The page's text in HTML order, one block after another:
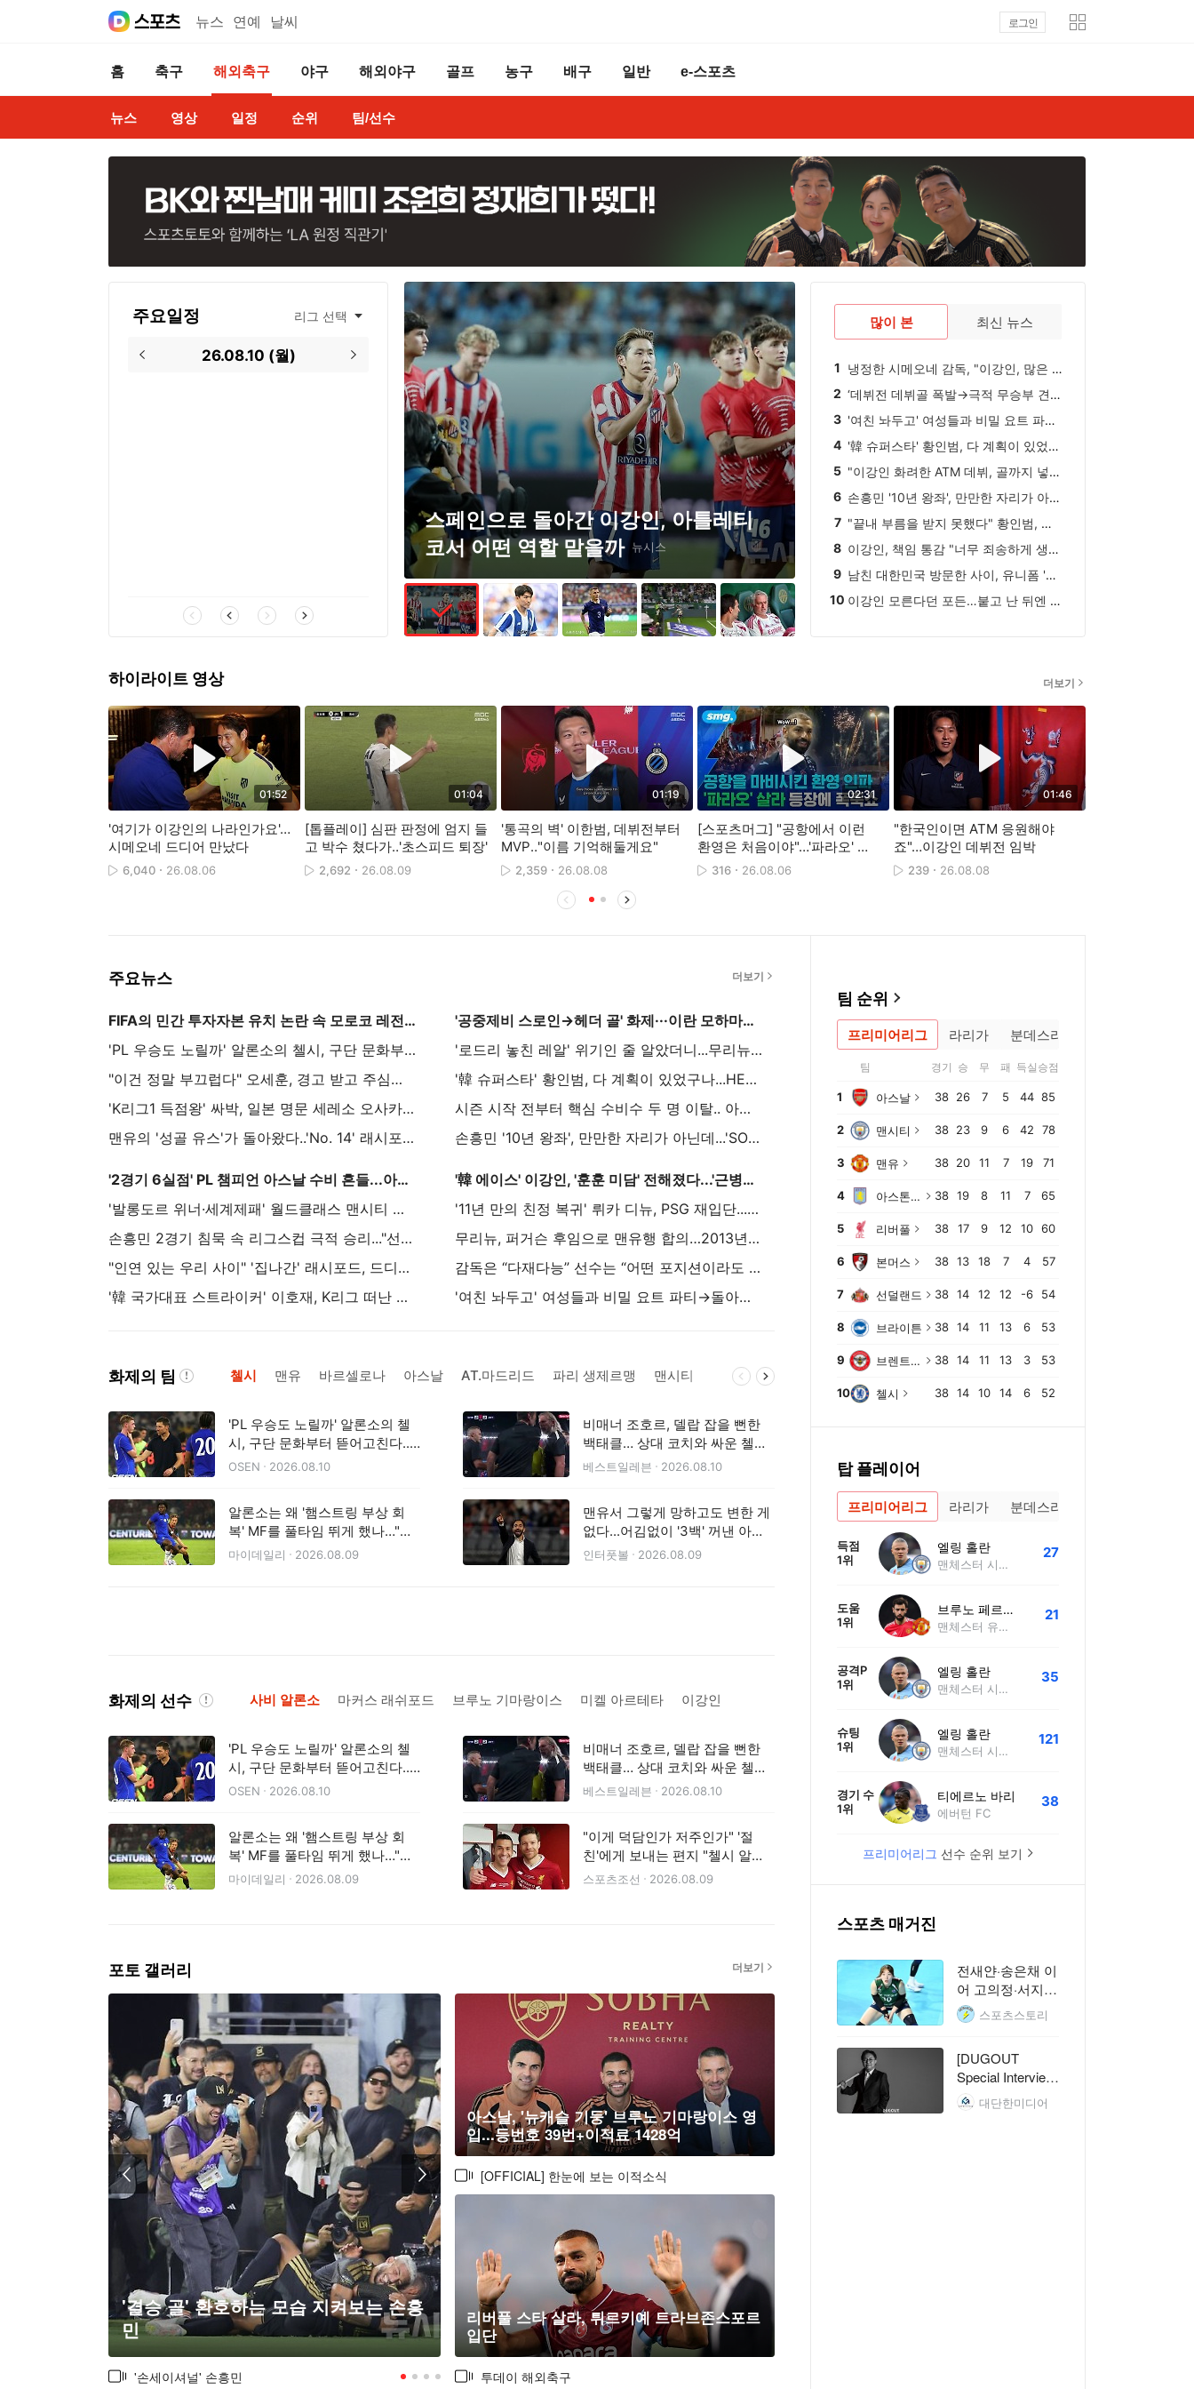
뉴스 연예 날씨 로그인
홈 축구 해외축구 야구 해외야구 골프 농구 배구 일반 e-스포츠
뉴스 영상 일정 순위 팀/선수
주요일정 리그 선택
26.08.10 (월)
스페인으로 돌아간 이강인, 아틀레티
코서 어떤 역할 맡을까 뉴시스
'황인범 벤치' 포르투, 리그 개막전서
알베르카에 2-0 승리 스포츠투데이
많이 본 최신 뉴스
1
냉정한 시메오네 감독, "이강인, 많은 훈련 소화하지 못해, 시간이 걸릴 것"..."포지션은 팀의 필요에 따라 기용할 생각"
2
‘데뷔전 데뷔골 폭발→극적 무승부 견인’ 맹활약에 獨 반했다, “새롭게 영입된 이호재, 자신의 다재다능함 유감없이 발휘”
3
'여친 놔두고' 여성들과 비밀 요트 파티→돌아온 탕아, 20개월 만에 맨유 출근…캐릭에게 새 등번호 받았다
4
'韓 슈퍼스타' 황인범, 다 계획이 있었구나...HERE WE GO 기자 보도, 포르투 주전 등극 가능성 UP
5
"이강인 화려한 ATM 데뷔, 골까지 넣었다면 경기장 터졌을 것" 스페인도 놀란 엄청난 인기
6
손흥민 '10년 왕좌', 만만한 자리가 아닌데...'SON 대체자' 추천한 알데르베이럴트, "래시포드, 토트넘에 훌륭한 영입될 것"
7
"끝내 부름을 받지 못했다" 황인범, 포르투갈 리그 개막전서 결장…엔트리 포함됐지만 벤치, 포르투 2-0 쾌승
8
이강인, 책임 통감 "너무 죄송하게 생각하고 있습니다"…韓 대표팀 침체에 "팬들 다시 축구 관심 갖도록 최선 다할 것"
9
남친 대한민국 방문한 사이, 유니폼 '대량 처분'...월드컵 무산된 포든 여친, 잉글랜드 대표팀 저지 '중고 판매'
10
이강인 모른다던 포든…붙고 난 뒤엔 "좋은 선수, ATM서 성공하기를"
하이라이트 영상
01:52
'여기가 이강인의 나라인가요'…
시메오네 드디어 만났다
6,040 26.08.06
01:04
[톱플레이] 심판 판정에 엄지 들
고 박수 쳤다가‥'초스피드 퇴장'
2,692 26.08.09
01:19
'통곡의 벽' 이한범, 데뷔전부터
MVP‥"이름 기억해둘게요"
2,359 26.08.08
02:31
[스포츠머그] "공항에서 이런
환영은 처음이야"…'파라오' 살
라도 놀란 튀르키예 팬들의 역
대급 환대
316 26.08.06
01:46
"한국인이면 ATM 응원해야
죠"…이강인 데뷔전 임박
239 26.08.08
더보기
주요뉴스
FIFA의 민간 투자자본 유치 논란 속 모로코 레전드 "인판티노 향한 비난은 유럽의 두려움"
'PL 우승도 노릴까' 알론소의 첼시, 구단 문화부터 뜯어고친다...체력 지옥훈련→스리백 실험까지
"이건 정말 부끄럽다" 오세훈, 경고 받고 주심에 엄지 척.. 결국 레드카드 퇴장
'K리그1 득점왕' 싸박, 일본 명문 세레소 오사카 전격 입단...마친 감독 러브콜에 응했다
맨유의 '성골 유스'가 돌아왔다..'No. 14' 래시포드, 캐링턴 훈련장 복귀→12일 리즈전 출전 예상
'2경기 6실점' PL 챔피언 아스날 수비 흔들...아르테타 "기마랑이스 만족, 추가 영입? 올바른 선수 있다면 영입한다"
'발롱도르 위너·세계제패' 월드클래스 맨시티 중원 결국 떠나나 "736억 거절했지만... 바르셀로나 영입 확신"
손흥민 2경기 침묵 속 리그스컵 극적 승리..."선수들 한계 도달했다" LAFC 감독 총평 눈길
"인연 있는 우리 사이" '집나간' 래시포드, 드디어 맨유 복귀→10번 아닌 14번 배정..'성골 유스' 마지막 기회, 아일랜드 투어 전격 합류
'韓 국가대표 스트라이커' 이호재, K리그 떠난 지 한 달도 안 됐는데...獨 유력지 칭찬까지 등장 "강력한 골, 의료진 역할까지 해냈다"
'공중제비 스로인→헤더 골' 화제···이란 모하마디, 러시아 2부리그서 '서커스 어시스트'
'로드리 놓친 레알' 위기인 줄 알았더니...무리뉴, 두 달 전부터 대안 준비 "베실바가 있다"
'韓 슈퍼스타' 황인범, 다 계획이 있었구나...HERE WE GO 기자 보도, 포르투 주전 등극 가능성 UP
시즌 시작 전부터 핵심 수비수 두 명 이탈.. 아르테타 감독의 한숨 "살리바·팀버, 복귀까지 시간 더 필요"
손흥민 '10년 왕좌', 만만한 자리가 아닌데...'SON 대체자' 추천한 알데르베이럴트, "래시포드, 토트넘에 훌륭한 영입될 것"
'韓 에이스' 이강인, '훈훈 미담' 전해졌다...'근병증 소녀팬'과 감동 재회 "기록적 더위에도 지친 기색 없이 반갑게 인사"
'11년 만의 친정 복귀' 뤼카 디뉴, PSG 재입단...33세 베테랑 풀백 3년 계약
무리뉴, 퍼거슨 후임으로 맨유행 합의…2013년 그날 비화 공개 “레알을 떠날 때 퍼거슨의 뒤를 이어 맨유에 가기로 계약”
감독은 “다재다능” 선수는 “어떤 포지션이라도 최선”…투톱으로 시작한 이강인, 키포인트 될 ‘변화무쌍’ 포지션
'여친 놔두고' 여성들과 비밀 요트 파티→돌아온 탕아, 20개월 만에 맨유 출근…캐릭에게 새 등번호 받았다
더보기
화제의 팀 첼시 맨유 바르셀로나 아스날 AT.마드리드 파리 생제르맹 맨시티 레알 마드리드 바이에른 뮌헨
'PL 우승도 노릴까' 알론소의 첼
시, 구단 문화부터 뜯어고친다...
체력 지옥훈련→스리백 실험까
OSEN 2026.08.10
비매너 조호르, 델랍 잡을 뻔한
백태클… 상대 코치와 싸운 첼시
코치의 분노, 사비 알론소가 직접
베스트일레븐 2026.08.10
알론소는 왜 '햄스트링 부상 회
복' MF를 풀타임 뛰게 했나…"정
신적인 장벽이 있었다"
마이데일리 2026.08.09
맨유서 그렇게 망하고도 변한 게
없다...어김없이 '3백' 꺼낸 아모
림의 밀란, 첼시에 0-3 완패
인터풋볼 2026.08.09
화제의 선수 사비 알론소 마커스 래쉬포드 브루노 기마랑이스 미켈 아르테타 이강인
'PL 우승도 노릴까' 알론소의 첼
시, 구단 문화부터 뜯어고친다...
체력 지옥훈련→스리백 실험까
OSEN 2026.08.10
비매너 조호르, 델랍 잡을 뻔한
백태클… 상대 코치와 싸운 첼시
코치의 분노, 사비 알론소가 직접
베스트일레븐 2026.08.10
알론소는 왜 '햄스트링 부상 회
복' MF를 풀타임 뛰게 했나…"정
신적인 장벽이 있었다"
마이데일리 2026.08.09
"이게 덕담인가 저주인가" '절
친'에게 보내는 편지 "첼시 알론
소, 부디 리버풀에 이어 2위를 하
스포츠조선 2026.08.09
포토 갤러리
'결승 골' 환호하는 모습 지켜보는 손흥
민
손흥민 68분 침묵, LA FC는 1-0 신승
'손세이셔널' 손흥민
아스날, '뉴캐슬 기둥' 브루노 기마랑이스 영
입...등번호 39번+이적료 1428억
[OFFICIAL] 한눈에 보는 이적소식
리버풀 스타 살라, 튀르키예 트라브존스포르
입단
투데이 해외축구
더보기
팀 순위
프리미어리그 라리가 분데스리가
팀 경기 승 무 패 득실 승점
1 아스날 38 26 7 5 44 85
2 맨시티 38 23 9 6 42 78
3 맨유 38 20 11 7 19 71
4 아스톤 빌라 38 19 8 11 7 65
5 리버풀 38 17 9 12 10 60
6 본머스 38 13 18 7 4 57
7 선덜랜드 38 14 12 12 -6 54
8 브라이튼 38 14 11 13 6 53
9 브렌트포드 38 14 11 13 3 53
10 첼시 38 14 10 14 6 52
탑 플레이어
프리미어리그 라리가 분데스리가
득점
1위
엘링 홀란
맨체스터 시티 FC
27
도움
1위
브루노 페르난데스
맨체스터 유나이티드
21
공격P
1위
엘링 홀란
맨체스터 시티 FC
35
슈팅
1위
엘링 홀란
맨체스터 시티 FC
121
경기 수
1위
티에르노 바리
에버턴 FC
38
프리미어리그 선수 순위 보기
스포츠 매거진
전새얀·송은채 이
어 고의정·서지혜
까지, SOOP 측
면진 완성
스포츠스토리
[DUGOUT
Special Interview]
손건영 해설위원
대단한미디어